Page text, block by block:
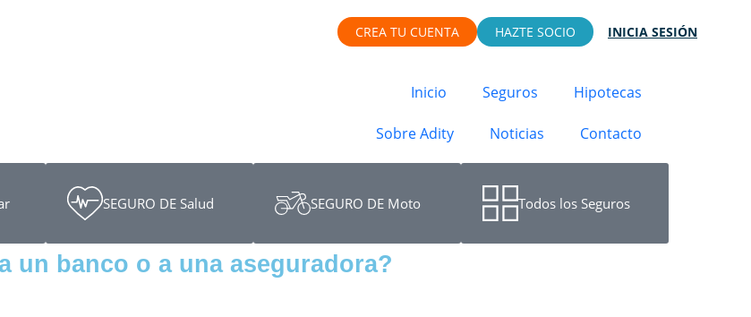
CREA TU CUENTA HAZTE SOCIO INICIA SESIÓN
Inicio Seguros Hipotecas
Sobre Adity Noticias Contacto
SEGURO DE Salud SEGURO DE Moto Todos los Seguros
un banco o a una aseguradora?